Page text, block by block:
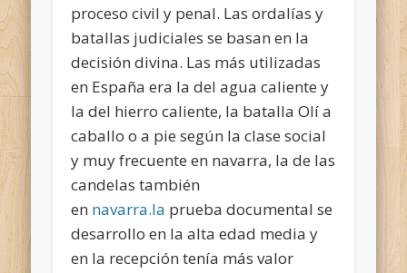
proceso civil y penal. Las ordalías y
batallas judiciales se basan en la
decisión divina. Las más utilizadas
en España era la del agua caliente y
la del hierro caliente, la batalla Olí a
caballo o a pie según la clase social
y muy frecuente en navarra, la de las
candelas también
en navarra.la prueba documental se
desarrollo en la alta edad media y
en la recepción tenía más valor